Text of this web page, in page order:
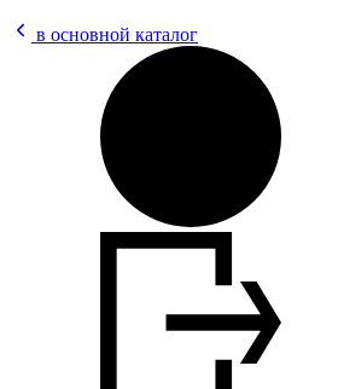
в основной каталог